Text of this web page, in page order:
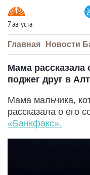
7 августа
Главная Новости
Мама рассказала
поджег друг в
Мама мальчика,
рассказала о его
«Банкфакс».